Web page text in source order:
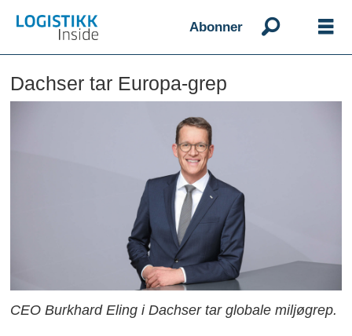
Abonner
Dachser tar Europa-grep
CEO Burkhard Eling i Dachser tar globale miljøgrep.